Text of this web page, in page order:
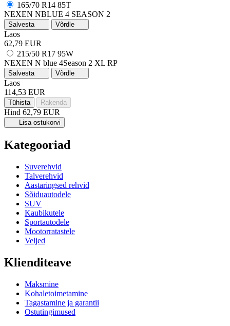
165/70 R14 85T
NEXEN NBLUE 4 SEASON 2
Salvesta Võrdle
Laos
62,79 EUR
215/50 R17 95W
NEXEN N blue 4Season 2 XL RP
Salvesta Võrdle
Laos
114,53 EUR
Tühista Rakenda
Hind 62,79 EUR
Lisa ostukorvi
Kategooriad
Suverehvid
Talverehvid
Aastaringsed rehvid
Sõiduautodele
SUV
Kaubikutele
Sportautodele
Mootorratastele
Veljed
Klienditeave
Maksmine
Kohaletoimetamine
Tagastamine ja garantii
Ostutingimused